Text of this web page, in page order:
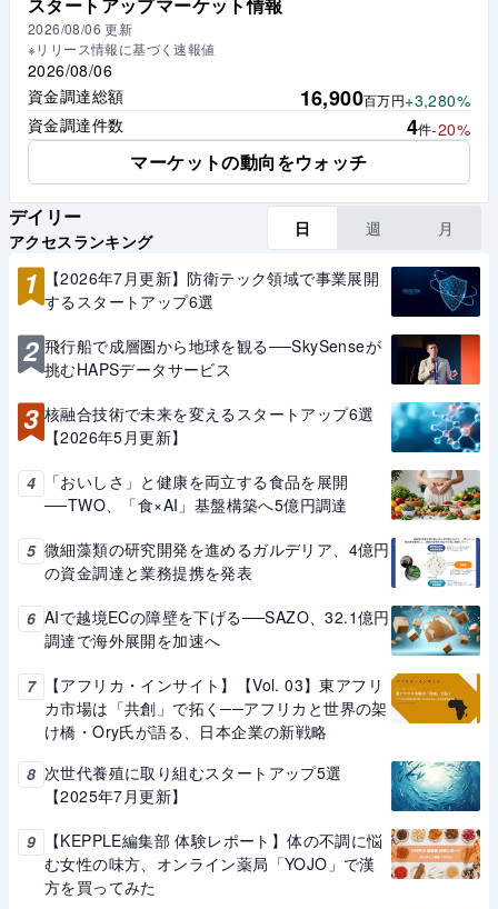
2026/08/06 更新
※リリース情報に基づく速報値
2026/08/06
資金調達総額
16,900百万円+3,280%
資金調達件数
4件-20%
マーケットの動向をウォッチ
デイリー
アクセスランキング
日 週 月
1
【2026年7月更新】防衛テック領域で事業展開
するスタートアップ6選
2 飛行船で成層圏から地球を観る──SkySenseが
挑むHAPSデータサービス
3 核融合技術で未来を変えるスタートアップ6選
【2026年5月更新】
4
「おいしさ」と健康を両立する食品を展開
──TWO、「食×AI」基盤構築へ5億円調達
5 微細藻類の研究開発を進めるガルデリア、4億円
の資金調達と業務提携を発表
6 AIで越境ECの障壁を下げる──SAZO、32.1億円
調達で海外展開を加速へ
7
【アフリカ・インサイト】【Vol. 03】東アフリ
カ市場は「共創」で拓く──アフリカと世界の架
け橋・Ory氏が語る、日本企業の新戦略
8 次世代養殖に取り組むスタートアップ5選
【2025年7月更新】
9
【KEPPLE編集部 体験レポート】体の不調に悩
む女性の味方、オンライン薬局「YOJO」で漢
方を買ってみた